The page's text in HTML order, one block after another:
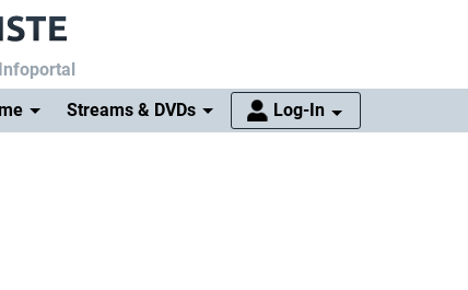
Streams & DVDs Log-In